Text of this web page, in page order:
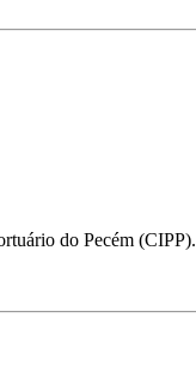
do Pecém (CIPP).